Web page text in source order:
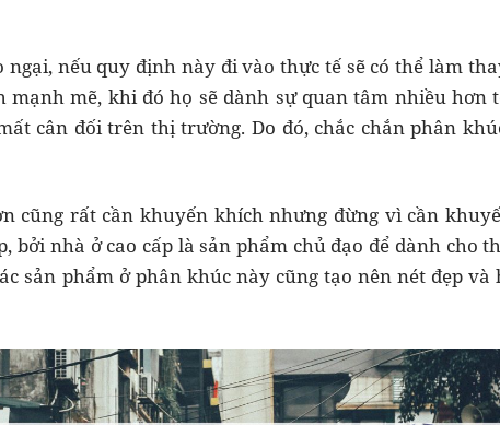
ngại, nếu quy định này đi vào thực tế sẽ có thể làm
mạnh mẽ, khi đó họ sẽ dành sự quan tâm nhiều hơn
cân đối trên thị trường. Do đó, chắc chắn phân
cũng rất cần khuyến khích nhưng đừng vì cần
bởi nhà ở cao cấp là sản phẩm chủ đạo để dành cho
sản phẩm ở phân khúc này cũng tạo nên nét đẹp